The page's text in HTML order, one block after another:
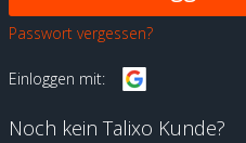
Passwort vergessen?
Einloggen mit:
Noch kein Talixo Kunde?